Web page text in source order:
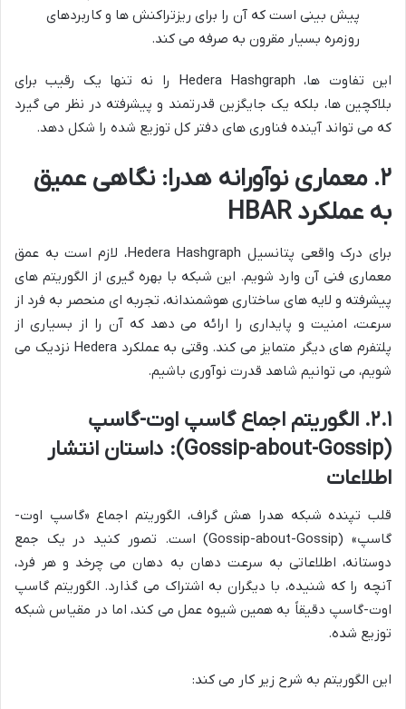
پیش بینی است که آن را برای ریزتراکنش ها و کاربردهای
روزمره بسیار مقرون به صرفه می کند.
این تفاوت ها، Hedera Hashgraph را نه تنها یک رقیب برای
بلاکچین ها، بلکه یک جایگزین قدرتمند و پیشرفته در نظر می گیرد
که می تواند آینده فناوری های دفتر کل توزیع شده را شکل دهد.
۲. معماری نوآورانه هدرا: نگاهی عمیق
به عملکرد HBAR
برای درک واقعی پتانسیل Hedera Hashgraph، لازم است به عمق
معماری فنی آن وارد شویم. این شبکه با بهره گیری از الگوریتم های
پیشرفته و لایه های ساختاری هوشمندانه، تجربه ای منحصر به فرد از
سرعت، امنیت و پایداری را ارائه می دهد که آن را از بسیاری از
پلتفرم های دیگر متمایز می کند. وقتی به عملکرد Hedera نزدیک می
شویم، می توانیم شاهد قدرت نوآوری باشیم.
۲.۱. الگوریتم اجماع گاسپ اوت-گاسپ
(Gossip-about-Gossip): داستان انتشار
اطلاعات
قلب تپنده شبکه هدرا هش گراف، الگوریتم اجماع «گاسپ اوت-
گاسپ» (Gossip-about-Gossip) است. تصور کنید در یک جمع
دوستانه، اطلاعاتی به سرعت دهان به دهان می چرخد و هر فرد،
آنچه را که شنیده، با دیگران به اشتراک می گذارد. الگوریتم گاسپ
اوت-گاسپ دقیقاً به همین شیوه عمل می کند، اما در مقیاس شبکه
توزیع شده.
این الگوریتم به شرح زیر کار می کند: